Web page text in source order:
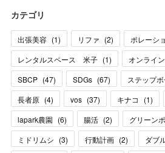
カテゴリ
出張美容 (1) リファ (2) ポレーシ
レンタルスペース 米子 (1) オンライ
SBCP (47) SDGs (67) ステップ
長者原 (4) vos (37) キナコ (1)
lapark農園 (6) 腸活 (2) グリーン
ミドリムシ (3) 行動計画 (2) ダブ